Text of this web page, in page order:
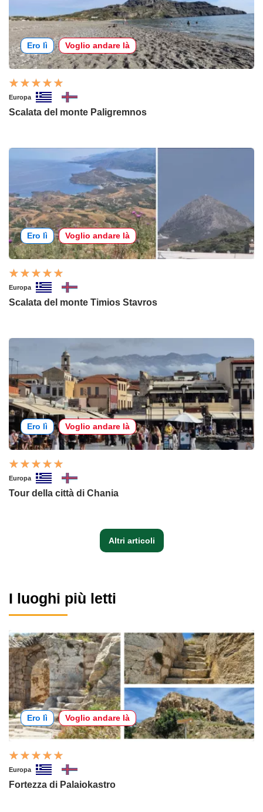
Ero lì Voglio andare là
Europa
Scalata del monte Paligremnos
Ero lì Voglio andare là
Europa
Scalata del monte Timios Stavros
Ero lì Voglio andare là
Europa
Tour della città di Chania
Altri articoli
I luoghi più letti
Ero lì Voglio andare là
Europa
Fortezza di Palaiokastro